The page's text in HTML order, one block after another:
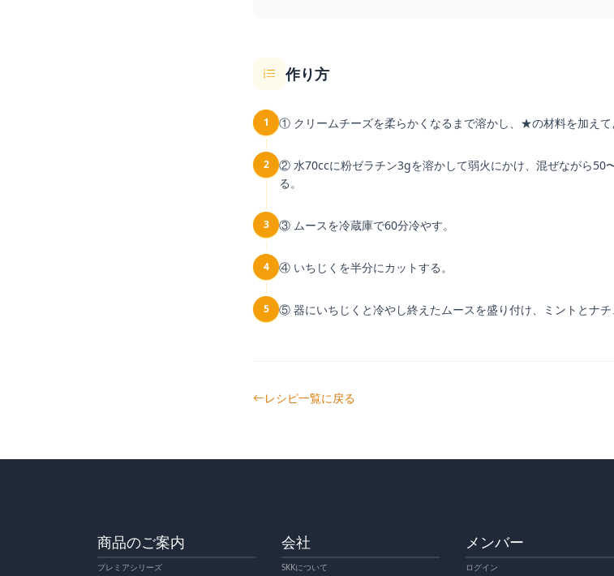
作り方
1 ① クリームチーズを柔らかくなるまで溶かし、★の材料を加えて
2
② 水70ccに粉ゼラチン3gを溶かして弱火にかけ、混ぜながら
る。
3 ③ ムースを冷蔵庫で60分冷やす。
4 ④ いちじくを半分にカットする。
5 ⑤ 器にいちじくと冷やし終えたムースを盛り付け、ミントとナチ
レシピ一覧に戻る
商品のご案内
プレミアシリーズ
会社
SKKについて
メンバー
ログイン